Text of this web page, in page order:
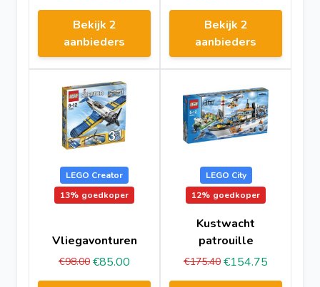
Bekijk 2
aanbieders
Bekijk 2
aanbieders
LEGO Creator
13% goedkoper
Vliegavonturen
€98.00 €85.00
LEGO City
12% goedkoper
Kustwacht
patrouille
€175.40 €154.75